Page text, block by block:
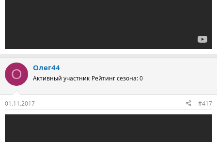
О Олег44
Активный участник Рейтинг сезона: 0
01.11.2017 #417